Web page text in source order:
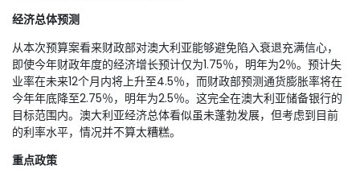
经济总体预测
从本次预算案看来财政部对澳大利亚能够避免陷入衰退充满信心，
即使今年财政年度的经济增长预计仅为1.75％，明年为2％。预计失
业率在未来12个月内将上升至4.5％，而财政部预测通货膨胀率将在
今年年底降至2.75％，明年为2.5％。这完全在澳大利亚储备银行的
目标范围内。澳大利亚经济总体看似虽未蓬勃发展，但考虑到目前
的利率水平，情况并不算太糟糕。
重点政策